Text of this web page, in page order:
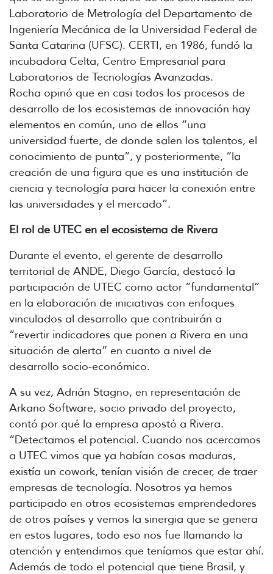
Laboratorio de Metrología del Departamento de
Ingeniería Mecánica de la Universidad Federal de
Santa Catarina (UFSC). CERTI, en 1986, fundó la
incubadora Celta, Centro Empresarial para
Laboratorios de Tecnologías Avanzadas.
Rocha opinó que en casi todos los procesos de
desarrollo de los ecosistemas de innovación hay
elementos en común, uno de ellos “una
universidad fuerte, de donde salen los talentos, el
conocimiento de punta”, y posteriormente, “la
creación de una figura que es una institución de
ciencia y tecnología para hacer la conexión entre
las universidades y el mercado”.
El rol de UTEC en el ecosistema de Rivera
Durante el evento, el gerente de desarrollo
territorial de ANDE, Diego García, destacó la
participación de UTEC como actor “fundamental”
en la elaboración de iniciativas con enfoques
vinculados al desarrollo que contribuirán a
“revertir indicadores que ponen a Rivera en una
situación de alerta” en cuanto a nivel de
desarrollo socio-económico.
A su vez, Adrián Stagno, en representación de
Arkano Software, socio privado del proyecto,
contó por qué la empresa apostó a Rivera.
“Detectamos el potencial. Cuando nos acercamos
a UTEC vimos que ya habían cosas maduras,
existía un cowork, tenían visión de crecer, de traer
empresas de tecnología. Nosotros ya hemos
participado en otros ecosistemas emprendedores
de otros países y vemos la sinergia que se genera
en estos lugares, todo eso nos fue llamando la
atención y entendimos que teníamos que estar ahí.
Además de todo el potencial que tiene Brasil, y